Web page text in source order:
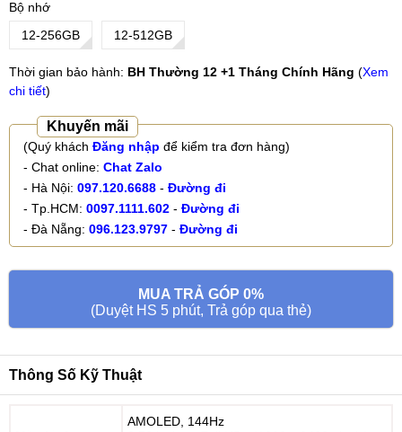
Bộ nhớ
12-256GB
12-512GB
Thời gian bảo hành: BH Thường 12 +1 Tháng Chính Hãng (Xem
chi tiết)
Khuyến mãi
(Quý khách Đăng nhập để kiểm tra đơn hàng)
- Chat online: Chat Zalo
- Hà Nội: 097.120.6688 - Đường đi
- Tp.HCM: 0097.1111.602 - Đường đi
- Đà Nẵng: 096.123.9797 - Đường đi
MUA TRẢ GÓP 0%
(Duyệt HS 5 phút, Trả góp qua thẻ)
Thông Số Kỹ Thuật
AMOLED, 144Hz